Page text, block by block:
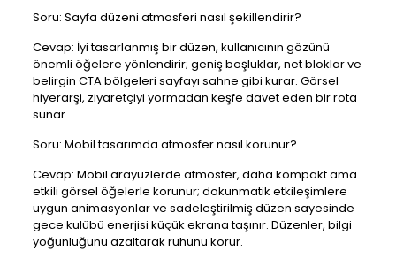
Soru: Sayfa düzeni atmosferi nasıl şekillendirir?
Cevap: İyi tasarlanmış bir düzen, kullanıcının gözünü
önemli öğelere yönlendirir; geniş boşluklar, net bloklar ve
belirgin CTA bölgeleri sayfayı sahne gibi kurar. Görsel
hiyerarşi, ziyaretçiyi yormadan keşfe davet eden bir rota
sunar.
Soru: Mobil tasarımda atmosfer nasıl korunur?
Cevap: Mobil arayüzlerde atmosfer, daha kompakt ama
etkili görsel öğelerle korunur; dokunmatik etkileşimlere
uygun animasyonlar ve sadeleştirilmiş düzen sayesinde
gece kulübü enerjisi küçük ekrana taşınır. Düzenler, bilgi
yoğunluğunu azaltarak ruhunu korur.